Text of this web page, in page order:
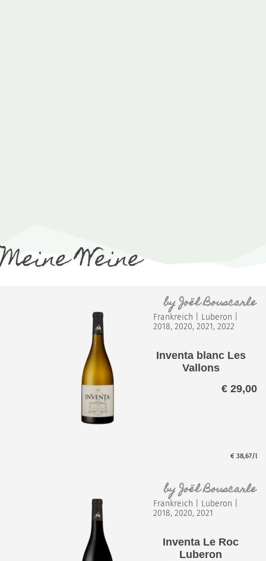
Meine Weine
byJoël Bouscarle
Frankreich Luberon
2018, 2020, 2021, 2022
Inventa blanc Les
Vallons
€ 29,00
€ 38,67/l
byJoël Bouscarle
Frankreich Luberon
2018, 2020, 2021
Inventa Le Roc
Luberon